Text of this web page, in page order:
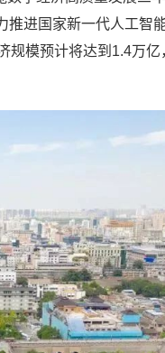
进国家新一代人工智
规模预计将达到1.4万